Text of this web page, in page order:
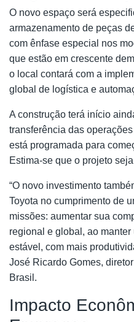
O novo espaço será
armazenamento de peças
com ênfase especial nos
que estão em crescente
o local contará com a
global de logística e
A construção terá início
transferência das
está programada para
Estima-se que o projeto
“O novo investimento
Toyota no cumprimento de
missões: aumentar sua
regional e global, ao
estável, com mais
José Ricardo Gomes,
Brasil.
Impacto